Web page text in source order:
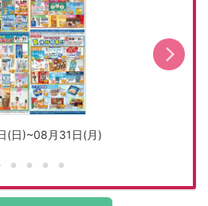
(日)~08月31日(月)